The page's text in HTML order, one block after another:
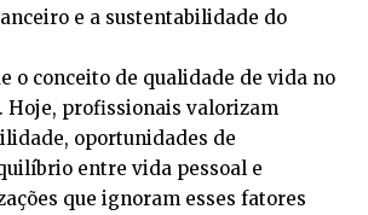
e a sustentabilidade do
o conceito de qualidade de vida no
Hoje, profissionais valorizam
oportunidades de
entre vida pessoal e
que ignoram esses fatores